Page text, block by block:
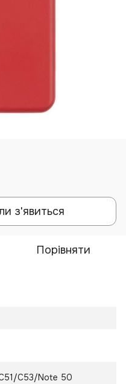
з'явиться
Порівняти
C53/Note 50